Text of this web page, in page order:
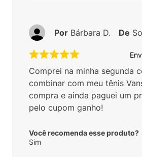
Comprei na minha segunda
combinar com meu tênis
compra e ainda paguei um
pelo cupom ganho!
Você recomenda esse produto?
Sim
Por Bárbara D. De